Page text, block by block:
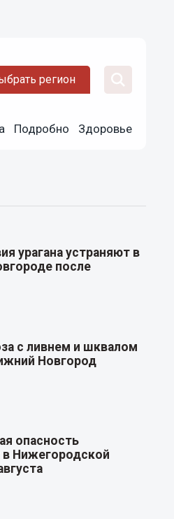
регион
Подробно Здоровье
урагана устраняют в
после
с ливнем и шквалом
Новгород
опасность
в Нижегородской